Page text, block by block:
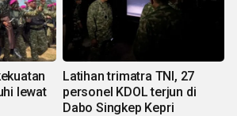
lewat
Latihan trimatra TNI, 27
personel KDOL terjun di
Dabo Singkep Kepri